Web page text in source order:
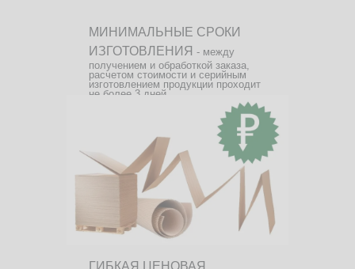
МИНИМАЛЬНЫЕ СРОКИ
ИЗГОТОВЛЕНИЯ - между
получением и обработкой заказа,
расчетом стоимости и серийным
изготовлением продукции проходит
не более 3 дней.
ГИБКАЯ ЦЕНОВАЯ